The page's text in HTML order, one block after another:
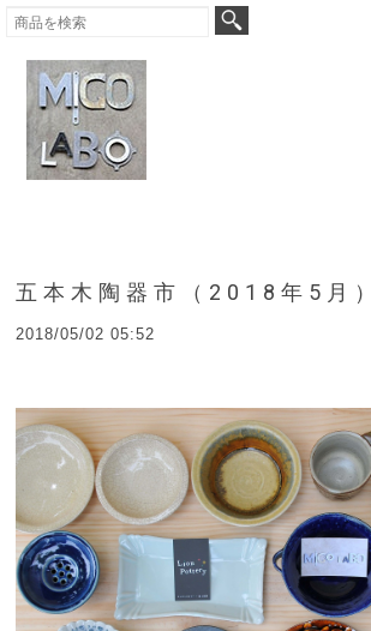
五本木陶器市（2018年5月）
2018/05/02 05:52